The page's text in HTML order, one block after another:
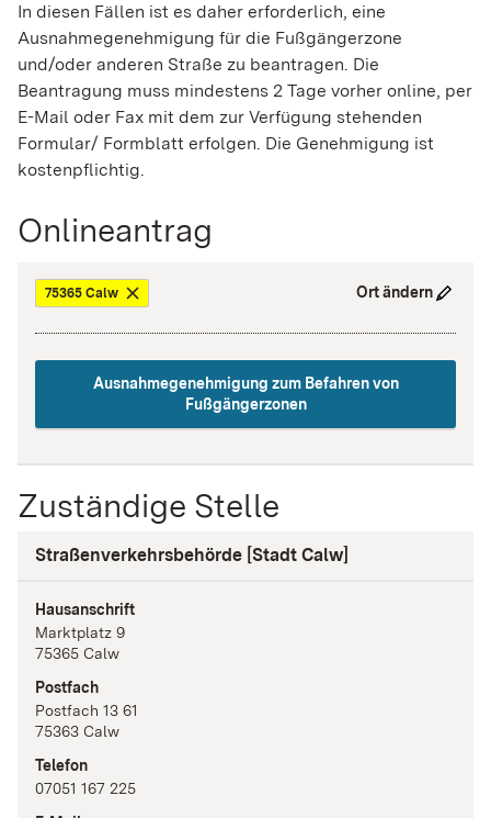
In diesen Fällen ist es daher erforderlich, eine
Ausnahmegenehmigung für die Fußgängerzone
und/oder anderen Straße zu beantragen. Die
Beantragung muss mindestens 2 Tage vorher online, per
E-Mail oder Fax mit dem zur Verfügung stehenden
Formular/ Formblatt erfolgen. Die Genehmigung ist
kostenpflichtig.
Onlineantrag
75365 Calw Ort ändern
Ausnahmegenehmigung zum Befahren von
Fußgängerzonen
Zuständige Stelle
Straßenverkehrsbehörde [Stadt Calw]
Hausanschrift
Marktplatz 9
75365 Calw
Postfach
Postfach 13 61
75363 Calw
Telefon
07051 167 225